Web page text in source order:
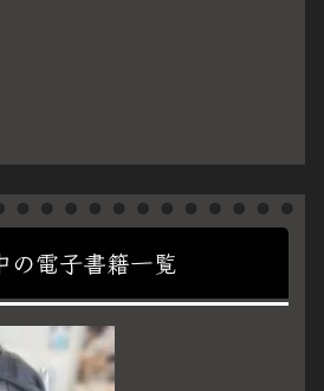
の電子書籍一覧